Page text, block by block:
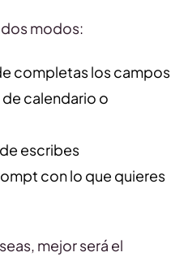
modos:
completas los campos
de calendario o
escribes
con lo que quieres
mejor será el